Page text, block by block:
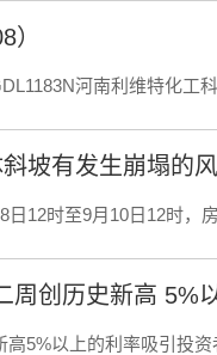
河南利维特化工
坡有发生崩塌的
12时至9月10日12时，房
5%以上的利率吸引投资